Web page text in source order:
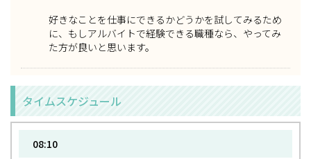
好きなことを仕事にできるかどうかを試してみるため
に、もしアルバイトで経験できる職種なら、やってみ
た方が良い と思います。
タイムスケジュール
08:10